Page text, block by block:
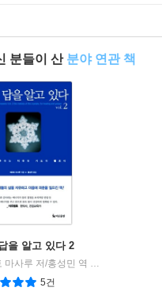
분들이 산 분야 연관 책
을 알고 있다 2
마사루 저/홍성민 역 | 더난출판사
5건